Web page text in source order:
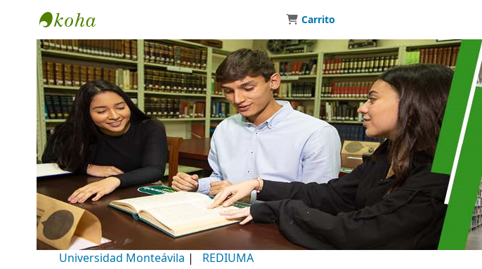
Biblioteca Universidad Monteávila
Carrito
Universidad Monteávila | REDIUMA